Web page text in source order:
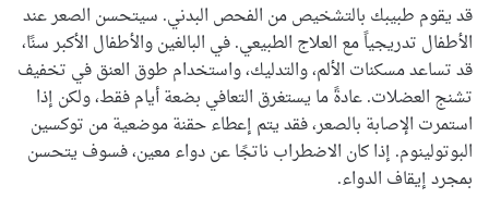
قد يقوم طبيبك بالتشخيص من الفحص البدني. سيتحسن الصعر عند
الأطفال تدريجياً مع العلاج الطبيعي. في البالغين والأطفال الأكبر سنًا،
قد تساعد مسكنات الألم، والتدليك، واستخدام طوق العنق في تخفيف
تشنج العضلات. عادةً ما يستغرق التعافي بضعة أيام فقط، ولكن إذا
استمرت الإصابة بالصعر، فقد يتم إعطاء حقنة موضعية من توكسين
البوتولينوم. إذا كان الاضطراب ناتجًا عن دواء معين، فسوف يتحسن
بمجرد إيقاف الدواء.